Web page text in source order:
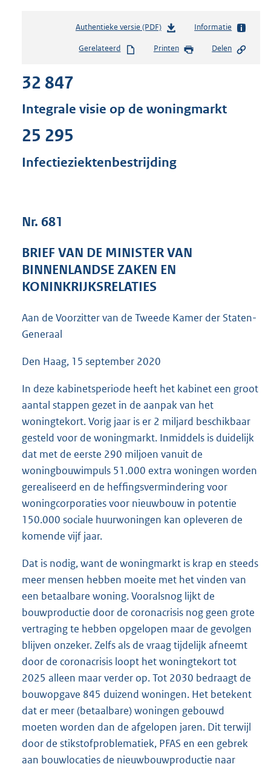
Authentieke versie (PDF)b
s
s
o
K
b
Informatie
Gerelateerd Printen Delen
32 847
Integrale visie op de woningmarkt
25 295
Infectieziektenbestrijding
Nr. 681
BRIEF VAN DE MINISTER VAN
BINNENLANDSE ZAKEN EN
KONINKRIJKSRELATIES
Aan de Voorzitter van de Tweede Kamer der Staten-
Generaal
Den Haag, 15 september 2020
In deze kabinetsperiode heeft het kabinet een groot
aantal stappen gezet in de aanpak van het
woningtekort. Vorig jaar is er 2 miljard beschikbaar
gesteld voor de woningmarkt. Inmiddels is duidelijk
dat met de eerste 290 miljoen vanuit de
woningbouwimpuls 51.000 extra woningen worden
gerealiseerd en de heffingsvermindering voor
woningcorporaties voor nieuwbouw in potentie
150.000 sociale huurwoningen kan opleveren de
komende vijf jaar.
Dat is nodig, want de woningmarkt is krap en steeds
meer mensen hebben moeite met het vinden van
een betaalbare woning. Vooralsnog lijkt de
bouwproductie door de coronacrisis nog geen grote
vertraging te hebben opgelopen maar de gevolgen
blijven onzeker. Zelfs als de vraag tijdelijk afneemt
door de coronacrisis loopt het woningtekort tot
2025 alleen maar verder op. Tot 2030 bedraagt de
bouwopgave 845 duizend woningen. Het betekent
dat er meer (betaalbare) woningen gebouwd
moeten worden dan de afgelopen jaren. Dit terwijl
door de stikstofproblematiek, PFAS en een gebrek
aan bouwlocaties de nieuwbouwproductie naar